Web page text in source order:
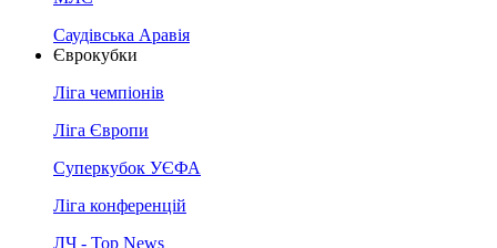
Саудівська Аравія
Єврокубки
Ліга чемпіонів
Ліга Європи
Суперкубок УЄФА
Ліга конференцій
ЛЧ - Top News